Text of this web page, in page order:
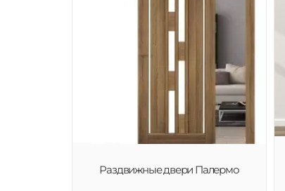
Раздвижные двери Палермо